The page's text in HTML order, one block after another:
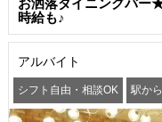
お洒落ダイニングバー
時給も♪
アルバイト
シフト自由・相談OK 駅か